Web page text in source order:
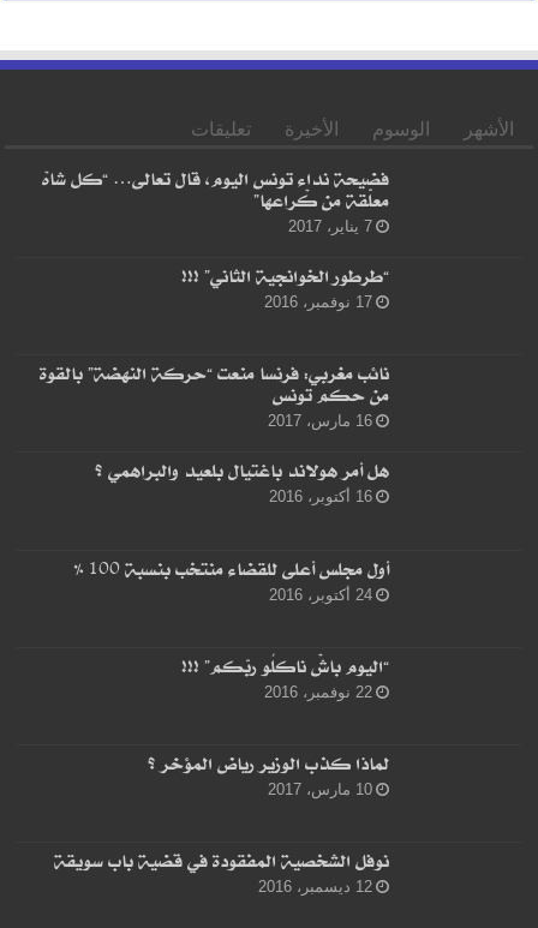
الأشهر الوسوم الأخيرة تعليقات
فضيحة نداء تونس اليوم، قال تعالى… “كل شاهْ
معلّقة من كْراعها”
7 يناير، 2017
“طرطور الخوانجية الثاني” !!!
17 نوفمبر، 2016
نائب مغربي: فرنسا منعت “حركة النهضة” بالقوة
من حكم تونس
16 مارس، 2017
هل أمر هولاند باغتيال بلعيد والبراهمي ؟
16 أكتوبر، 2016
أول مجلس أعلى للقضاء منتخب بنسبة 100 %
24 أكتوبر، 2016
“اليوم باشْ ناكلُو ربّكم” !!!
22 نوفمبر، 2016
لماذا كذب الوزير رياض المؤخر ؟
10 مارس، 2017
نوفل الشخصية المفقودة في قضية باب سويقة
12 ديسمبر، 2016